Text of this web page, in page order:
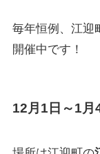
毎年恒例、江迎
開催中です！
12月1日～1月